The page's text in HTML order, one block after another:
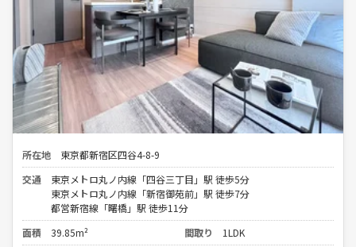
所在地
東京都新宿区四谷4-8-9
交通
東京メトロ丸ノ内線「四谷三丁目」駅 徒歩5分
東京メトロ丸ノ内線「新宿御苑前」駅 徒歩7分
都営新宿線「曙橋」駅 徒歩11分
面積
39.85m² 間取り
1LDK